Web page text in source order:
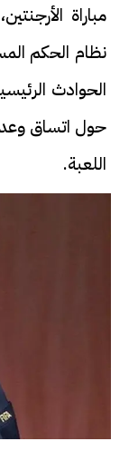
مباراة
الحوادث
حول اتساق
اللعبة.